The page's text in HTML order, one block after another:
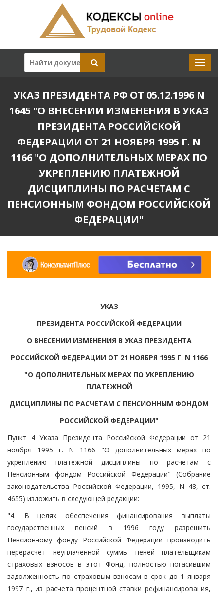
УКАЗ ПРЕЗИДЕНТА РФ ОТ 05.12.1996 N
1645 "О ВНЕСЕНИИ ИЗМЕНЕНИЯ В УКАЗ
ПРЕЗИДЕНТА РОССИЙСКОЙ
ФЕДЕРАЦИИ ОТ 21 НОЯБРЯ 1995 Г. N
1166 "О ДОПОЛНИТЕЛЬНЫХ МЕРАХ ПО
УКРЕПЛЕНИЮ ПЛАТЕЖНОЙ
ДИСЦИПЛИНЫ ПО РАСЧЕТАМ С
ПЕНСИОННЫМ ФОНДОМ РОССИЙСКОЙ
ФЕДЕРАЦИИ"
УКАЗ
ПРЕЗИДЕНТА РОССИЙСКОЙ ФЕДЕРАЦИИ
О ВНЕСЕНИИ ИЗМЕНЕНИЯ В УКАЗ ПРЕЗИДЕНТА
РОССИЙСКОЙ ФЕДЕРАЦИИ ОТ 21 НОЯБРЯ 1995 Г. N 1166
"О ДОПОЛНИТЕЛЬНЫХ МЕРАХ ПО УКРЕПЛЕНИЮ
ПЛАТЕЖНОЙ
ДИСЦИПЛИНЫ ПО РАСЧЕТАМ С ПЕНСИОННЫМ ФОНДОМ
РОССИЙСКОЙ ФЕДЕРАЦИИ"
Пункт 4 Указа Президента Российской Федерации от 21
ноября 1995 г. N 1166 "О дополнительных мерах по
укреплению платежной дисциплины по расчетам с
Пенсионным фондом Российской Федерации" (Собрание
законодательства Российской Федерации, 1995, N 48, ст.
4655) изложить в следующей редакции:
"4. В целях обеспечения финансирования выплаты
государственных пенсий в 1996 году разрешить
Пенсионному фонду Российской Федерации производить
перерасчет неуплаченной суммы пеней плательщикам
страховых взносов в этот Фонд, полностью погасившим
задолженность по страховым взносам в срок до 1 января
1997 г., из расчета процентной ставки рефинансирования,